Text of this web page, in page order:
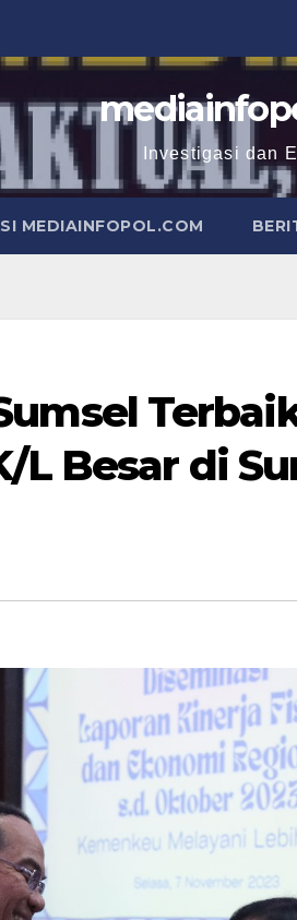
Investigasi dan
MEDIAINFOPOL.COM
L Besar di